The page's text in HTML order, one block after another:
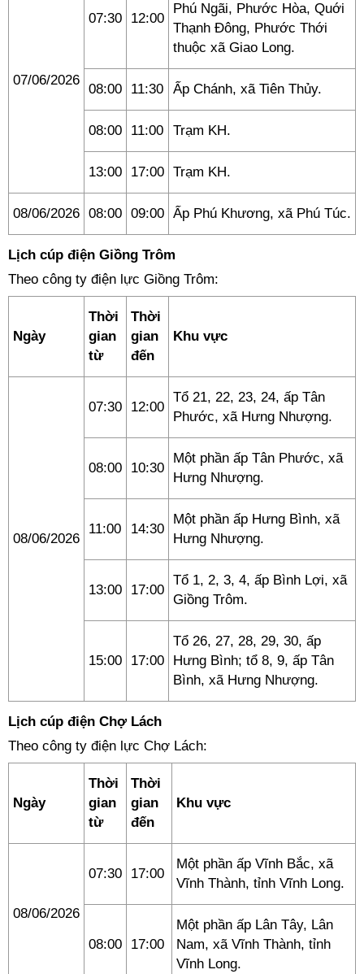
07/06/2026
07:30 12:00
Phú Ngãi, Phước Hòa, Quới
Thạnh Đông, Phước Thới
thuộc xã Giao Long.
08:00 11:30 Ấp Chánh, xã Tiên Thủy.
08:00 11:00 Trạm KH.
13:00 17:00 Trạm KH.
08/06/2026 08:00 09:00 Ấp Phú Khương, xã Phú Túc.
Lịch cúp điện Giồng Trôm
Theo công ty điện lực Giồng Trôm:
Ngày
Thời
gian
từ
Thời
gian
đến
Khu vực
08/06/2026
07:30 12:00
Tổ 21, 22, 23, 24, ấp Tân
Phước, xã Hưng Nhượng.
08:00 10:30
Một phần ấp Tân Phước, xã
Hưng Nhượng.
11:00 14:30
Một phần ấp Hưng Bình, xã
Hưng Nhượng.
13:00 17:00
Tổ 1, 2, 3, 4, ấp Bình Lợi, xã
Giồng Trôm.
15:00 17:00
Tổ 26, 27, 28, 29, 30, ấp
Hưng Bình; tổ 8, 9, ấp Tân
Bình, xã Hưng Nhượng.
Lịch cúp điện Chợ Lách
Theo công ty điện lực Chợ Lách:
Ngày
Thời
gian
từ
Thời
gian
đến
Khu vực
08/06/2026
07:30 17:00
Một phần ấp Vĩnh Bắc, xã
Vĩnh Thành, tỉnh Vĩnh Long.
08:00 17:00
Một phần ấp Lân Tây, Lân
Nam, xã Vĩnh Thành, tỉnh
Vĩnh Long.